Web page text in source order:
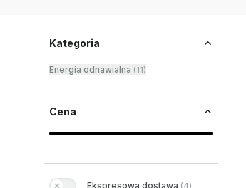
Kategoria
Energia odnawialna (11)
Cena
Ekspresowa dostawa (4)